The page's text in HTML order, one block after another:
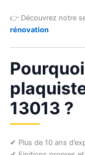
👉 Découvrez notre
rénovation
13013 ?
✔ Plus de 10 ans